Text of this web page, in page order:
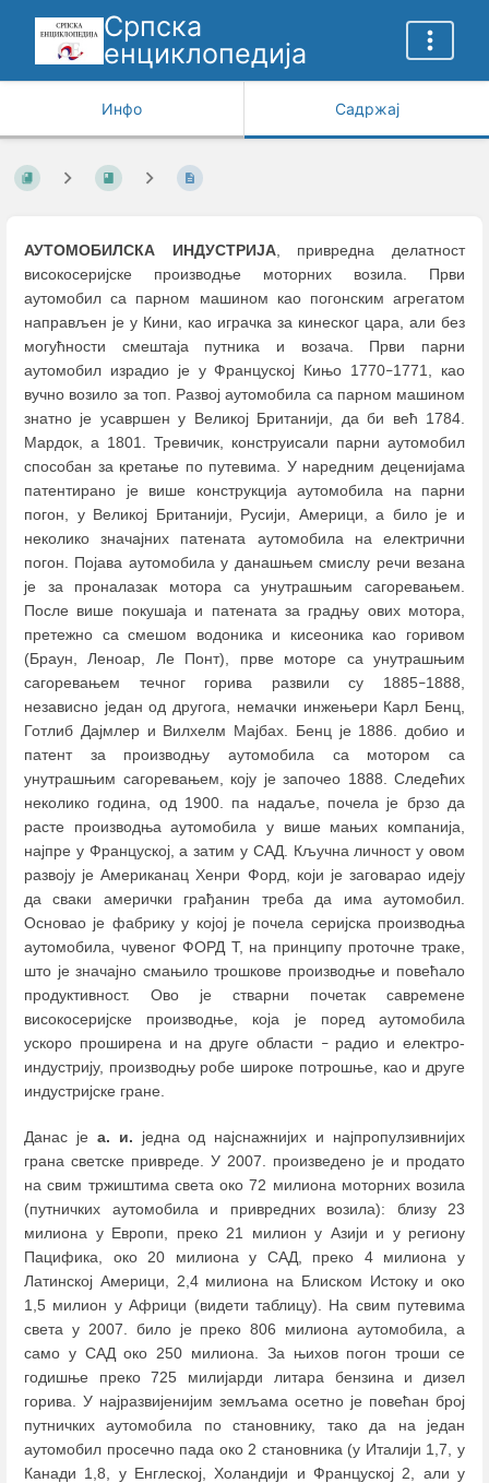
Српска
енциклопедија
Инфо Садржај
АУТОМОБИЛСКА ИНДУСТРИЈА, привредна делатност
високосеријске производње моторних возила. Први
аутомобил са парном машином као погонским агрегатом
направљен је у Кини, као играчка за кинеског цара, али без
могућности смештаја путника и возача. Први парни
аутомобил израдио је у Француској Кињо 1770–1771, као
вучно возило за топ. Развој аутомобила са парном машином
знатно је усавршен у Великој Британији, да би већ 1784.
Мардок, а 1801. Тревичик, конструисали парни аутомобил
способан за кретање по путевима. У наредним деценијама
патентирано је више конструкција аутомобила на парни
погон, у Великој Британији, Русији, Америци, а било је и
неколико значајних патената аутомобила на електрични
погон. Појава аутомобила у данашњем смислу речи везана
је за проналазак мотора са унутрашњим сагоревањем.
После више покушаја и патената за градњу ових мотора,
претежно са смешом водоника и кисеоника као горивом
(Браун, Леноар, Ле Понт), прве моторе са унутрашњим
сагоревањем течног горива развили су 1885–1888,
независно један од другога, немачки инжењери Карл Бенц,
Готлиб Дајмлер и Вилхелм Мајбах. Бенц је 1886. добио и
патент за производњу аутомобила са мотором са
унутрашњим сагоревањем, коју је започео 1888. Следећих
неколико година, од 1900. па надаље, почела је брзо да
расте производња аутомобила у више мањих компанија,
најпре у Француској, а затим у САД. Кључна личност у овом
развоју је Американац Хенри Форд, који је заговарао идеју
да сваки амерички грађанин треба да има аутомобил.
Основао је фабрику у којој је почела серијска производња
аутомобила, чувеног ФОРД Т, на принципу проточне траке,
што је значајно смањило трошкове производње и повећало
продуктивност. Ово је стварни почетак савремене
високосеријске производње, која је поред аутомобила
ускоро проширена и на друге области –радио и електро-
индустрију, производњу робе широке потрошње, као и друге
индустријске гране.
Данас је а. и. једна од најснажнијих и најпропулзивнијих
грана светске привреде. У 2007. произведено је и продато
на свим тржиштима света око 72 милиона моторних возила
(путничких аутомобила и привредних возила): близу 23
милиона у Европи, преко 21 милион у Азији и у региону
Пацифика, око 20 милиона у САД, преко 4 милиона у
Латинској Америци, 2,4 милиона на Блиском Истоку и око
1,5 милион у Африци (видети таблицу). На свим путевима
света у 2007. било је преко 806 милиона аутомобила, а
само у САД око 250 милиона. За њихов погон троши се
годишње преко 725 милијарди литара бензина и дизел
горива. У најразвијенијим земљама осетно је повећан број
путничких аутомобила по становнику, тако да на један
аутомобил просечно пада око 2 становника (у Италији 1,7, у
Канади 1,8, у Енглеској, Холандији и Француској 2, али у